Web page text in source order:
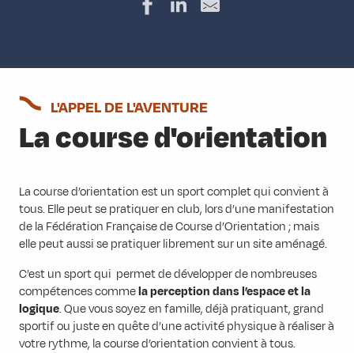
L'APPEL DE L'AVENTURE
La course d'orientation
La course d’orientation est un sport complet qui convient à
tous. Elle peut se pratiquer en club, lors d’une manifestation
de la Fédération Française de Course d’Orientation ; mais
elle peut aussi se pratiquer librement sur un site aménagé.
C’est un sport qui permet de développer de nombreuses
compétences commela perception dans l’espace et la
logique. Que vous soyez en famille, déjà pratiquant, grand
sportif ou juste en quête d’une activité physique à réaliser à
votre rythme, la course d’orientation convient à tous.